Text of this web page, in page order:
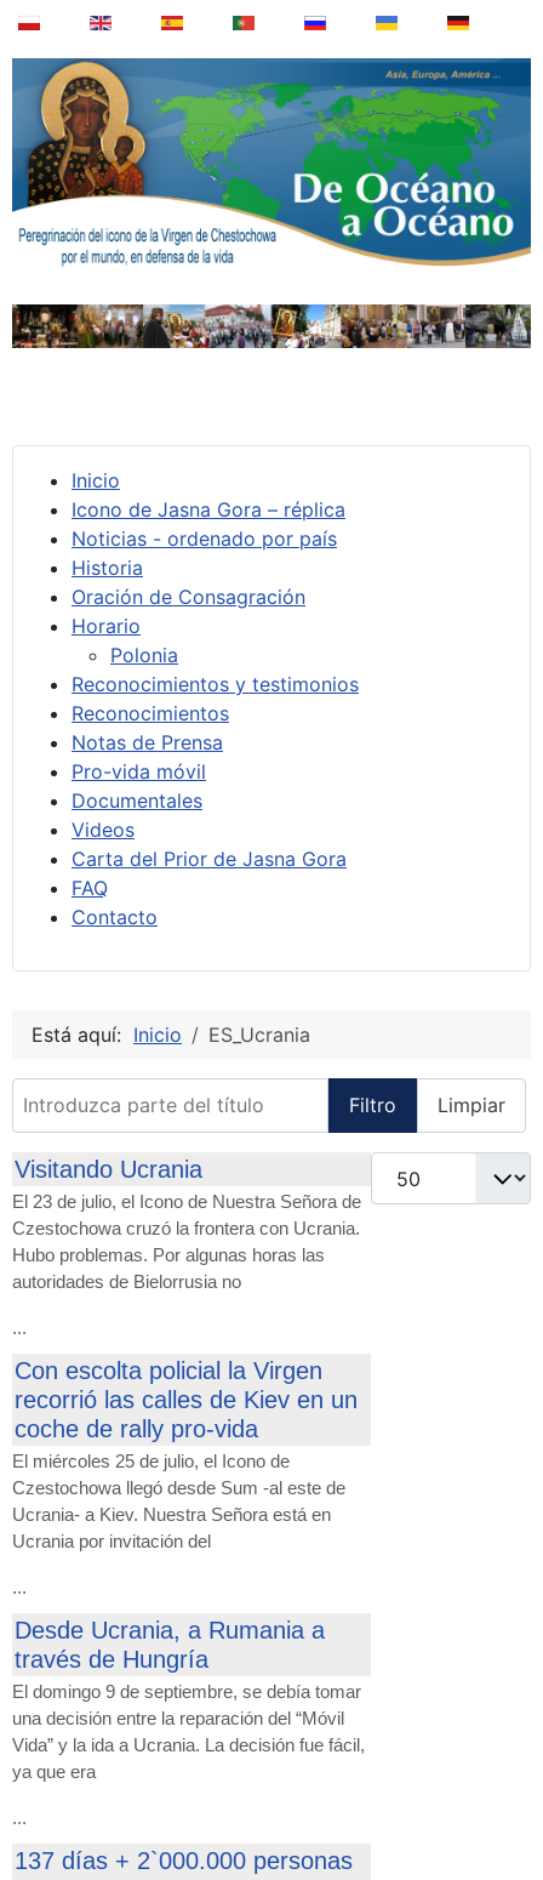
Inicio
Icono de Jasna Gora – réplica
Noticias - ordenado por país
Historia
Oración de Consagración
Horario
Polonia
Reconocimientos y testimonios
Reconocimientos
Notas de Prensa
Pro-vida móvil
Documentales
Videos
Carta del Prior de Jasna Gora
FAQ
Contacto
Está aquí: Inicio ES_Ucrania
Introduzca parte del título
Filtro Limpiar
Cantidad
Visitando Ucrania
El 23 de julio, el Icono de Nuestra Señora de
Czestochowa cruzó la frontera con Ucrania.
Hubo problemas. Por algunas horas las
autoridades de Bielorrusia no
...
Con escolta policial la Virgen
recorrió las calles de Kiev en un
coche de rally pro-vida
El miércoles 25 de julio, el Icono de
Czestochowa llegó desde Sum -al este de
Ucrania- a Kiev. Nuestra Señora está en
Ucrania por invitación del
...
Desde Ucrania, a Rumania a
través de Hungría
El domingo 9 de septiembre, se debía tomar
una decisión entre la reparación del “Móvil
Vida” y la ida a Ucrania. La decisión fue fácil,
ya que era
...
137 días + 2`000.000 personas